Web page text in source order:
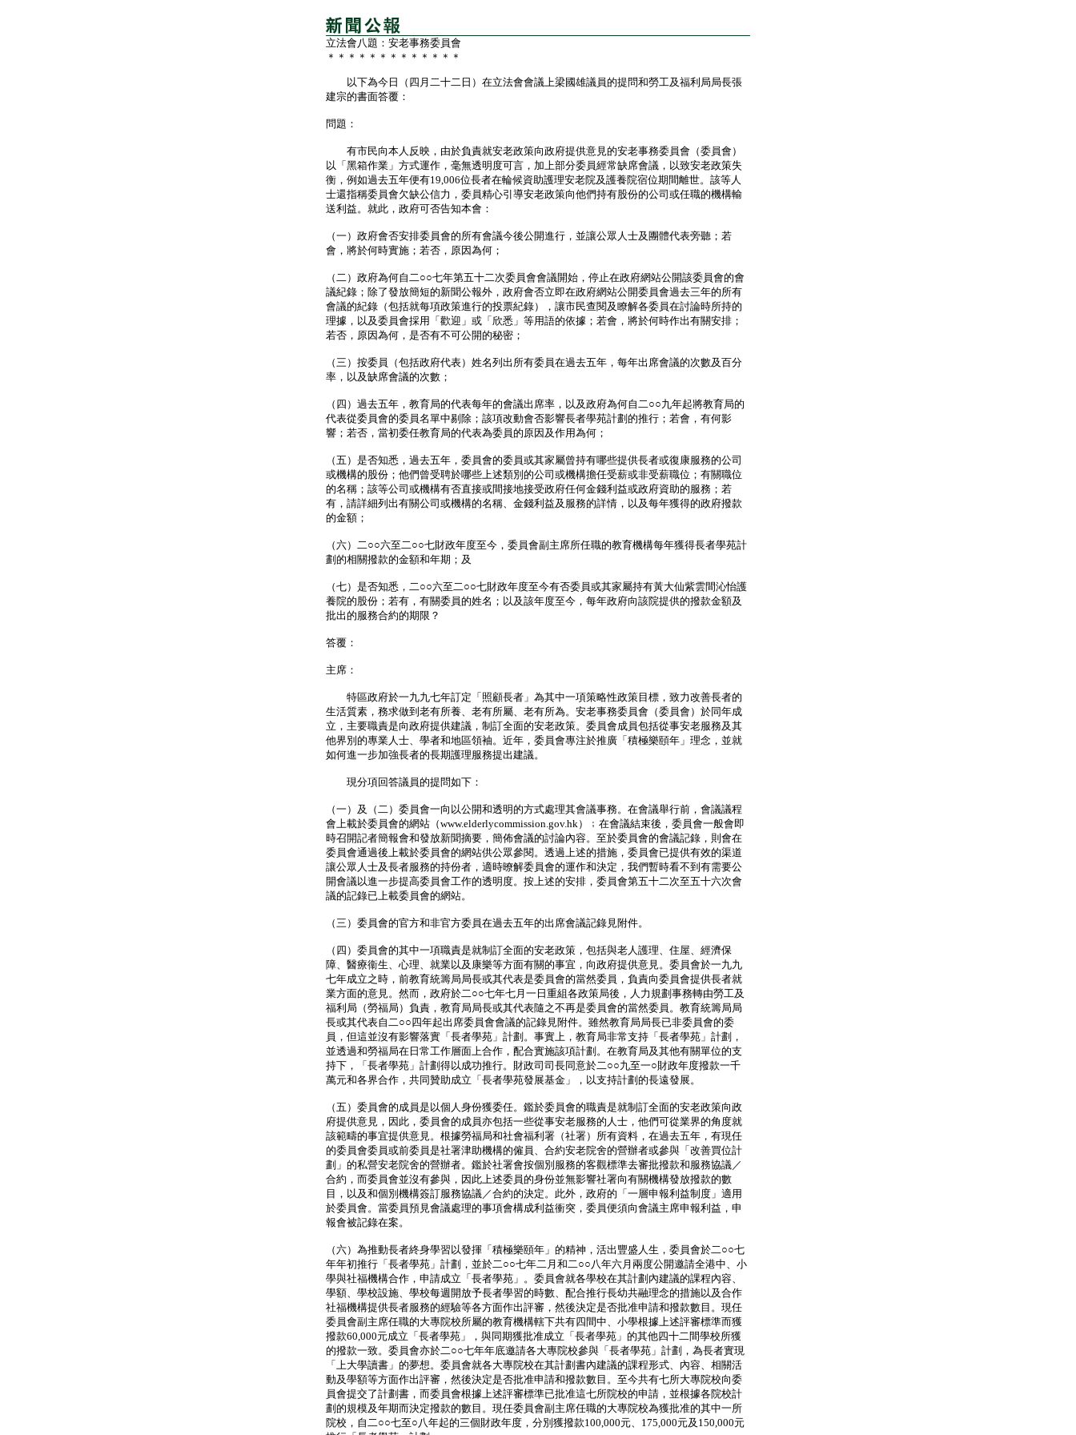
立法會八題：安老事務委員會
＊＊＊＊＊＊＊＊＊＊＊＊＊
以下為今日（四月二十二日）在立法會會議上梁國雄議員的提問和勞工及福利局局長張
建宗的書面答覆：
問題：
有市民向本人反映，由於負責就安老政策向政府提供意見的安老事務委員會（委員會）
以「黑箱作業」方式運作，毫無透明度可言，加上部分委員經常缺席會議，以致安老政策失
衡，例如過去五年便有19,006位長者在輪候資助護理安老院及護養院宿位期間離世。該等人
士還指稱委員會欠缺公信力，委員精心引導安老政策向他們持有股份的公司或任職的機構輸
送利益。就此，政府可否告知本會：
（一）政府會否安排委員會的所有會議今後公開進行，並讓公眾人士及團體代表旁聽；若
會，將於何時實施；若否，原因為何；
（二）政府為何自二○○七年第五十二次委員會會議開始，停止在政府網站公開該委員會的會
議紀錄；除了發放簡短的新聞公報外，政府會否立即在政府網站公開委員會過去三年的所有
會議的紀錄（包括就每項政策進行的投票紀錄），讓市民查閱及瞭解各委員在討論時所持的
理據，以及委員會採用「歡迎」或「欣悉」等用語的依據；若會，將於何時作出有關安排；
若否，原因為何，是否有不可公開的秘密；
（三）按委員（包括政府代表）姓名列出所有委員在過去五年，每年出席會議的次數及百分
率，以及缺席會議的次數；
（四）過去五年，教育局的代表每年的會議出席率，以及政府為何自二○○九年起將教育局的
代表從委員會的委員名單中剔除；該項改動會否影響長者學苑計劃的推行；若會，有何影
響；若否，當初委任教育局的代表為委員的原因及作用為何；
（五）是否知悉，過去五年，委員會的委員或其家屬曾持有哪些提供長者或復康服務的公司
或機構的股份；他們曾受聘於哪些上述類別的公司或機構擔任受薪或非受薪職位；有關職位
的名稱；該等公司或機構有否直接或間接地接受政府任何金錢利益或政府資助的服務；若
有，請詳細列出有關公司或機構的名稱、金錢利益及服務的詳情，以及每年獲得的政府撥款
的金額；
（六）二○○六至二○○七財政年度至今，委員會副主席所任職的教育機構每年獲得長者學苑計
劃的相關撥款的金額和年期；及
（七）是否知悉，二○○六至二○○七財政年度至今有否委員或其家屬持有黃大仙紫雲間沁怡護
養院的股份；若有，有關委員的姓名；以及該年度至今，每年政府向該院提供的撥款金額及
批出的服務合約的期限？
答覆：
主席：
特區政府於一九九七年訂定「照顧長者」為其中一項策略性政策目標，致力改善長者的
生活質素，務求做到老有所養、老有所屬、老有所為。安老事務委員會（委員會）於同年成
立，主要職責是向政府提供建議，制訂全面的安老政策。委員會成員包括從事安老服務及其
他界別的專業人士、學者和地區領袖。近年，委員會專注於推廣「積極樂頤年」理念，並就
如何進一步加強長者的長期護理服務提出建議。
現分項回答議員的提問如下：
（一）及（二）委員會一向以公開和透明的方式處理其會議事務。在會議舉行前，會議議程
會上載於委員會的網站（www.elderlycommission.gov.hk）﹔在會議結束後，委員會一般會即
時召開記者簡報會和發放新聞摘要，簡佈會議的討論內容。至於委員會的會議記錄，則會在
委員會通過後上載於委員會的網站供公眾參閱。透過上述的措施，委員會已提供有效的渠道
讓公眾人士及長者服務的持份者，適時暸解委員會的運作和決定，我們暫時看不到有需要公
開會議以進一步提高委員會工作的透明度。按上述的安排，委員會第五十二次至五十六次會
議的記錄已上載委員會的網站。
（三）委員會的官方和非官方委員在過去五年的出席會議記錄見附件。
（四）委員會的其中一項職責是就制訂全面的安老政策，包括與老人護理、住屋、經濟保
障、醫療衞生、心理、就業以及康樂等方面有關的事宜，向政府提供意見。委員會於一九九
七年成立之時，前教育統籌局局長或其代表是委員會的當然委員，負責向委員會提供長者就
業方面的意見。然而，政府於二○○七年七月一日重組各政策局後，人力規劃事務轉由勞工及
福利局（勞福局）負責，教育局局長或其代表隨之不再是委員會的當然委員。教育統籌局局
長或其代表自二○○四年起出席委員會會議的記錄見附件。雖然教育局局長已非委員會的委
員，但這並沒有影響落實「長者學苑」計劃。事實上，教育局非常支持「長者學苑」計劃，
並透過和勞福局在日常工作層面上合作，配合實施該項計劃。在教育局及其他有關單位的支
持下，「長者學苑」計劃得以成功推行。財政司司長同意於二○○九至一○財政年度撥款一千
萬元和各界合作，共同贊助成立「長者學苑發展基金」，以支持計劃的長遠發展。
（五）委員會的成員是以個人身份獲委任。鑑於委員會的職責是就制訂全面的安老政策向政
府提供意見，因此，委員會的成員亦包括一些從事安老服務的人士，他們可從業界的角度就
該範疇的事宜提供意見。根據勞福局和社會福利署（社署）所有資料，在過去五年，有現任
的委員會委員或前委員是社署津助機構的僱員、合約安老院舍的營辦者或參與「改善買位計
劃」的私營安老院舍的營辦者。鑑於社署會按個別服務的客觀標準去審批撥款和服務協議／
合約，而委員會並沒有參與，因此上述委員的身份並無影響社署向有關機構發放撥款的數
目，以及和個別機構簽訂服務協議／合約的決定。此外，政府的「一層申報利益制度」適用
於委員會。當委員預見會議處理的事項會構成利益衝突，委員便須向會議主席申報利益，申
報會被記錄在案。
（六）為推動長者終身學習以發揮「積極樂頤年」的精神，活出豐盛人生，委員會於二○○七
年年初推行「長者學苑」計劃，並於二○○七年二月和二○○八年六月兩度公開邀請全港中、小
學與社福機構合作，申請成立「長者學苑」。委員會就各學校在其計劃內建議的課程內容、
學額、學校設施、學校每週開放予長者學習的時數、配合推行長幼共融理念的措施以及合作
社福機構提供長者服務的經驗等各方面作出評審，然後決定是否批准申請和撥款數目。現任
委員會副主席任職的大專院校所屬的教育機構轄下共有四間中、小學根據上述評審標準而獲
撥款60,000元成立「長者學苑」，與同期獲批准成立「長者學苑」的其他四十二間學校所獲
的撥款一致。委員會亦於二○○七年年底邀請各大專院校參與「長者學苑」計劃，為長者實現
「上大學讀書」的夢想。委員會就各大專院校在其計劃書內建議的課程形式、內容、相關活
動及學額等方面作出評審，然後決定是否批准申請和撥款數目。至今共有七所大專院校向委
員會提交了計劃書，而委員會根據上述評審標準已批准這七所院校的申請，並根據各院校計
劃的規模及年期而決定撥款的數目。現任委員會副主席任職的大專院校為獲批准的其中一所
院校，自二○○七至○八年起的三個財政年度，分別獲撥款100,000元、175,000元及150,000元